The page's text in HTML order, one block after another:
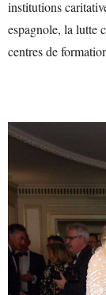
institutions
espagnole, la lutte
centres de